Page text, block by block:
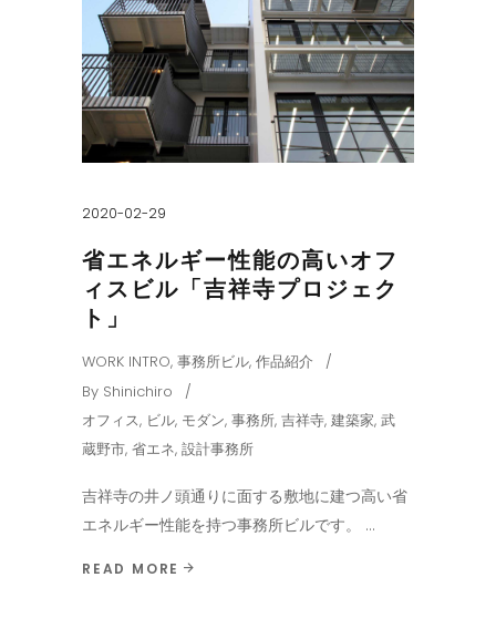
2020-02-29
省エネルギー性能の高いオフ
ィスビル「吉祥寺プロジェク
ト」
WORK INTRO, 事務所ビル, 作品紹介
By Shinichiro
オフィス, ビル, モダン, 事務所, 吉祥寺, 建築家, 武
蔵野市, 省エネ, 設計事務所
吉祥寺の井ノ頭通りに面する敷地に建つ高い省
エネルギー性能を持つ事務所ビルです。
READ MORE